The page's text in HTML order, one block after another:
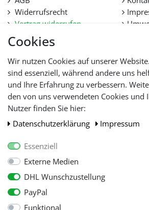
Cookies
Wir nutzen Cookies auf unserer
sind essenziell, während andere uns
und Ihre Erfahrung zu verbessern.
den von uns verwendeten Cookies und
Nutzer finden Sie hier:
Daten­schutz­erklärung
Impressum
Essenziell
Externe Medien
DHL Wunschzustellung
PayPal
Funktional
Widerrufsrecht
Vertrag widerrufen
Datenschutz
Hilfe
Lieferfristen und
Lieferbeschränkung
WIR AKZEPTIEREN